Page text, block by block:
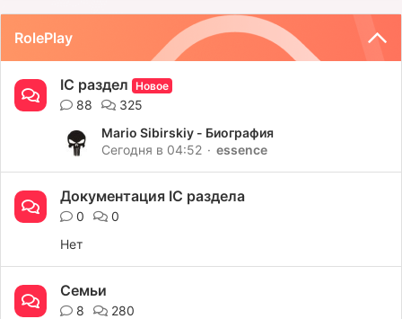
RolePlay
IC раздел Новое
88
325
Mario Sibirskiy - Биография
Сегодня в 04:52
essence
Документация IC раздела
0
0
Нет
Семьи
8
280